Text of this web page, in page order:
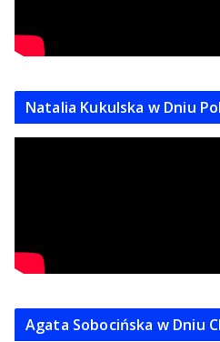
Natalia Kukulska w Dniu
Agata Sobocińska w Dniu